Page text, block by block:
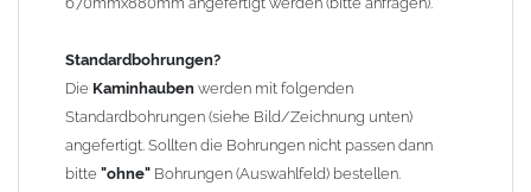
Stützen bis Höhe 450mm geliefert werden (Aufpreis 42,89 EUR).
Kaminkopfabdeckung
Kaminhaubewirdohne Kaminkopfabdeckung
Kaminkopfabdeckungenfinden Sie unter "Kaminabdeckung
Standardbohrungen?
Die Kaminhauben werden mit folgenden
Standardbohrungen (siehe Bild/Zeichnung unten)
angefertigt. Sollten die Bohrungen nicht passen dann
bitte "ohne" Bohrungen (Auswahlfeld) bestellen.